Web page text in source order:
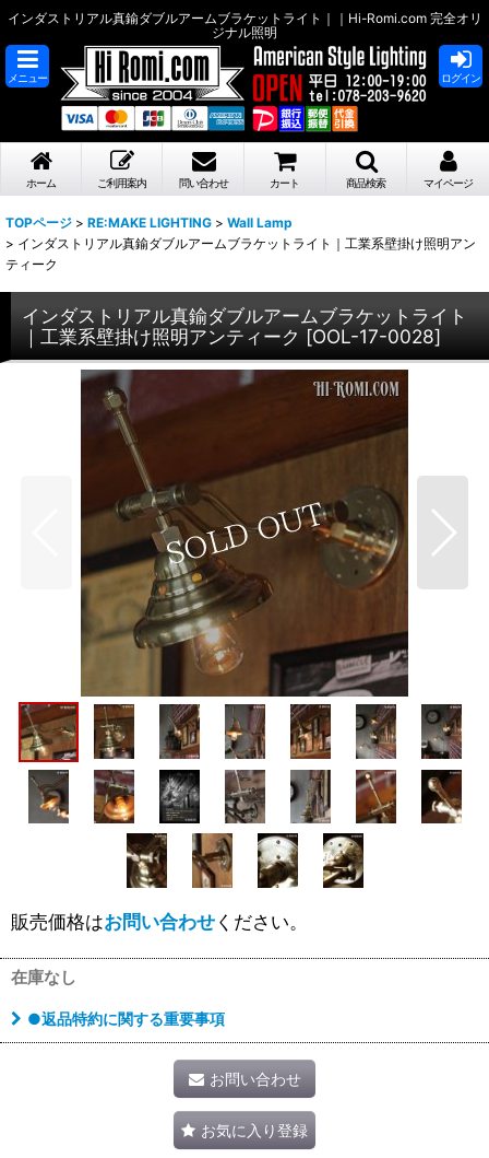
インダストリアル真鍮ダブルアームブラケットライト｜｜Hi-Romi.com 完全オリ
ジナル照明
メニュー ログイン
ホーム ご利用案内 問い合わせ カート 商品検索 マイページ
TOPページ > RE:MAKE LIGHTING > Wall Lamp
> インダストリアル真鍮ダブルアームブラケットライト｜工業系壁掛け照明アン
ティーク
インダストリアル真鍮ダブルアームブラケットライト
｜工業系壁掛け照明アンティーク [OOL-17-0028]
販売価格はお問い合わせください。
在庫なし
●返品特約に関する重要事項
お問い合わせ
お気に入り登録